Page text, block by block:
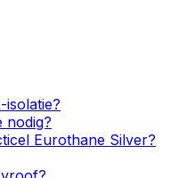
isolatie?
nodig?
Eurothane Silver?